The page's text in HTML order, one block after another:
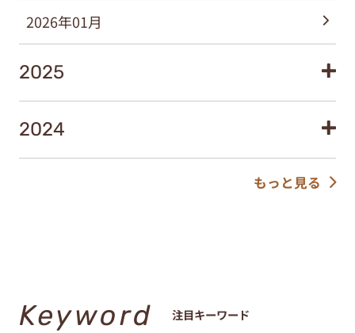
2026年01月
2025
2024
もっと見る
Keyword 注目キーワード